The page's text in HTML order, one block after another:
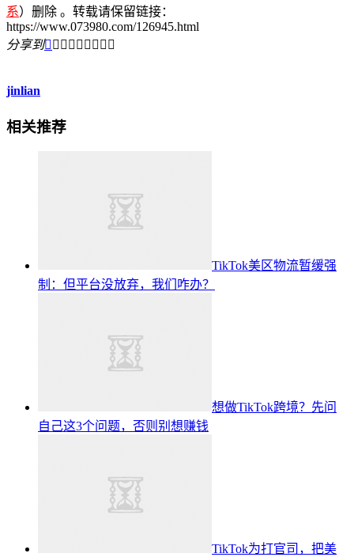
系）删除 。转载请保留链接：
https://www.073980.com/126945.html
分享到        
jinlian
相关推荐
TikTok美区物流暂缓强
制：但平台没放弃，我们咋办？
想做TikTok跨境？先问
自己这3个问题，否则别想赚钱
TikTok为打官司，把美